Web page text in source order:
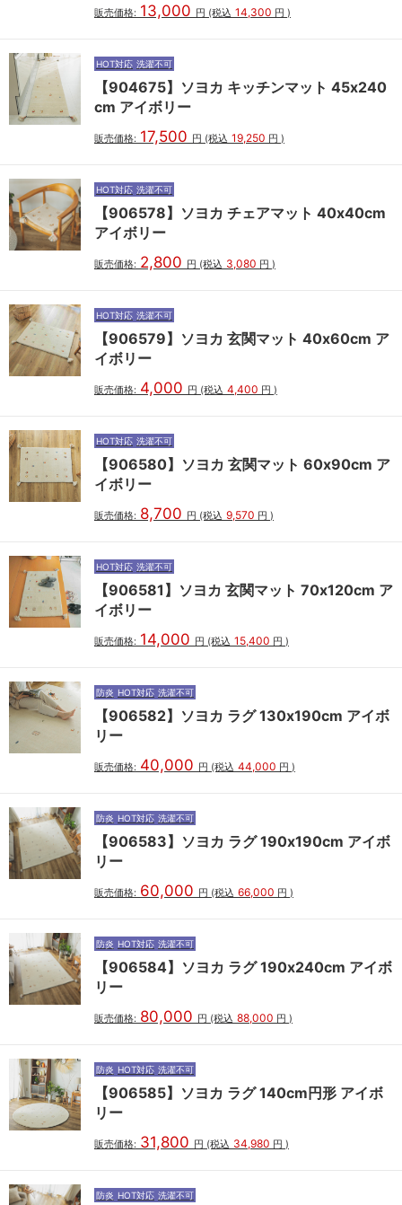
販売価格: 13,000 円 (税込 14,300 円 )
HOT対応 洗濯不可
【904675】ソヨカ キッチンマット 45x240
cm アイボリー
販売価格: 17,500 円 (税込 19,250 円 )
HOT対応 洗濯不可
【906578】ソヨカ チェアマット 40x40cm
アイボリー
販売価格: 2,800 円 (税込 3,080 円 )
HOT対応 洗濯不可
【906579】ソヨカ 玄関マット 40x60cm ア
イボリー
販売価格: 4,000 円 (税込 4,400 円 )
HOT対応 洗濯不可
【906580】ソヨカ 玄関マット 60x90cm ア
イボリー
販売価格: 8,700 円 (税込 9,570 円 )
HOT対応 洗濯不可
【906581】ソヨカ 玄関マット 70x120cm ア
イボリー
販売価格: 14,000 円 (税込 15,400 円 )
防炎 HOT対応 洗濯不可
【906582】ソヨカ ラグ 130x190cm アイボ
リー
販売価格: 40,000 円 (税込 44,000 円 )
防炎 HOT対応 洗濯不可
【906583】ソヨカ ラグ 190x190cm アイボ
リー
販売価格: 60,000 円 (税込 66,000 円 )
防炎 HOT対応 洗濯不可
【906584】ソヨカ ラグ 190x240cm アイボ
リー
販売価格: 80,000 円 (税込 88,000 円 )
防炎 HOT対応 洗濯不可
【906585】ソヨカ ラグ 140cm円形 アイボ
リー
販売価格: 31,800 円 (税込 34,980 円 )
防炎 HOT対応 洗濯不可